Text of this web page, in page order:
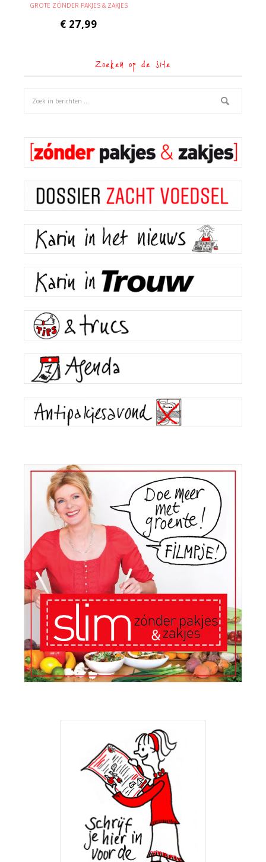
GROTE ZÓNDER PAKJES & ZAKJES
€ 27,99
Zoeken op de site